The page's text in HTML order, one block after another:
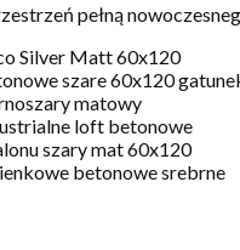
pełną
Silver Matt 60x120
szare 60x120
matowy
loft betonowe
szary mat 60x120
betonowe srebrne